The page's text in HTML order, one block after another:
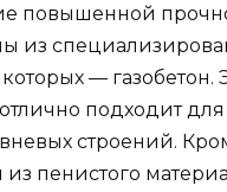
повышенной
из
— газобетон.
подходит для
строений.
пенистого